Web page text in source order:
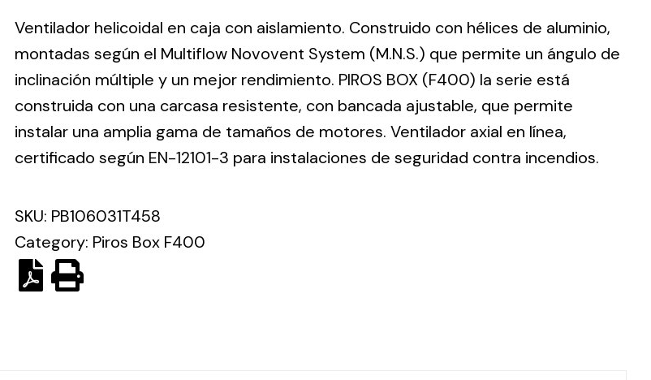
Ventilation
The
incorporation of
Novovent into
offer of
ventilation
products for
different uses
Solar lighting
solutions for all
Ventilador helicoidal en caja con aislamiento. Construido con hélices de aluminio,
montadas según el Multiflow Novovent System (M.N.S.) que permite un ángulo de
inclinación múltiple y un mejor rendimiento. PIROS BOX (F400) la serie está
construida con una carcasa resistente, con bancada ajustable, que permite
instalar una amplia gama de tamaños de motores. Ventilador axial en línea,
certificado según EN-12101-3 para instalaciones de seguridad contra incendios.
SKU: PB106031T458
Category: Piros Box F400